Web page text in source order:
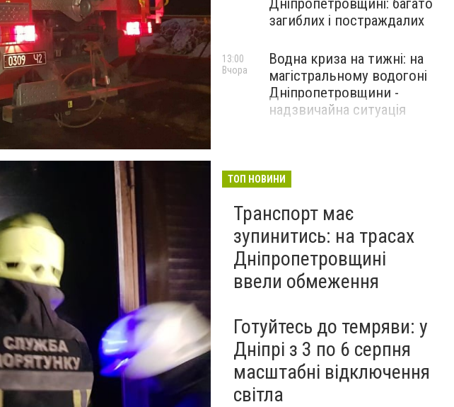
Дніпропетровщині: багато
загиблих і постраждалих
Водна криза на тижні: на
магістральному водогоні
Дніпропетровщини -
надзвичайна ситуація
13:00
Вчора
ТОП НОВИНИ
Транспорт має
зупинитись: на трасах
Дніпропетровщині
ввели обмеження
Готуйтесь до темряви: у
Дніпрі з 3 по 6 серпня
масштабні відключення
світла